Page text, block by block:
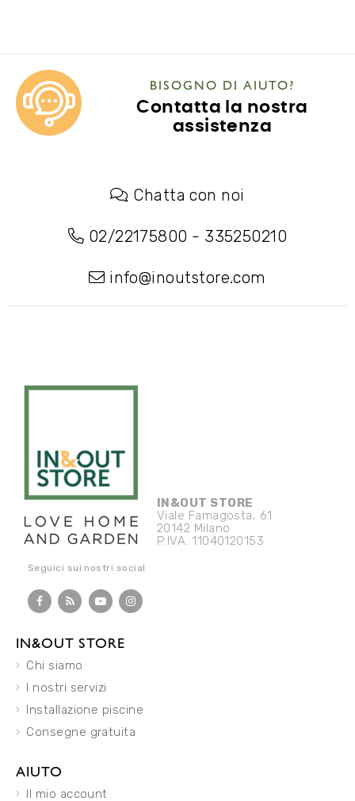
BISOGNO DI AIUTO?
Contatta la nostra
assistenza
Chatta con noi
02/22175800 - 335250210
info@inoutstore.com
IN&OUT STORE
Viale Famagosta, 61
20142 Milano
P.IVA. 11040120153
Seguici sui nostri social
IN&OUT STORE
Chi siamo
I nostri servizi
Installazione piscine
Consegne gratuita
AIUTO
Il mio account